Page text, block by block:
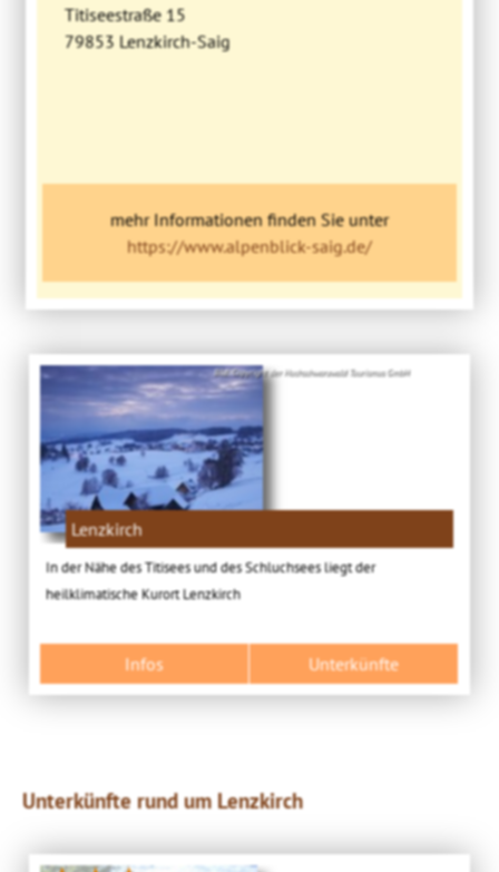
Titiseestraße 15
79853 Lenzkirch-Saig
mehr Informationen finden Sie unter
https://www.alpenblick-saig.de/
Bild: Copyright der Hochschwarzwald Tourismus GmbH
Lenzkirch
In der Nähe des Titisees und des Schluchsees liegt der
heilklimatische Kurort Lenzkirch
Infos Unterkünfte
Unterkünfte rund um Lenzkirch